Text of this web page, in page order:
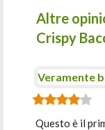
Altre
Crispy
Veramente
Questo è il